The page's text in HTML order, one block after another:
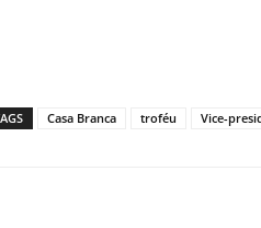
Casa Branca troféu Vice-